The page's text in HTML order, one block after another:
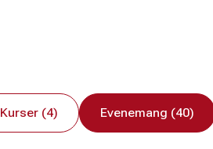
Kurser (4) Evenemang (40)